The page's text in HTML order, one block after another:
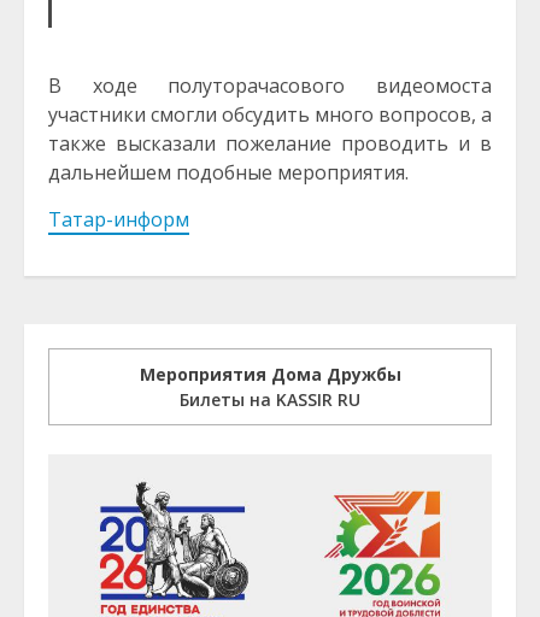
В ходе полуторачасового видеомоста
участники смогли обсудить много вопросов, а
также высказали пожелание проводить и в
дальнейшем подобные мероприятия.
Татар-информ
Мероприятия Дома Дружбы
Билеты на KASSIR RU